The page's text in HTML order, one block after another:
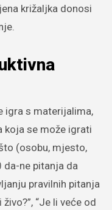
križaljka donosi
igra s materijalima,
koja se može igrati
(osobu, mjesto,
ne pitanja da
pravilnih pitanja
“Je li veće od